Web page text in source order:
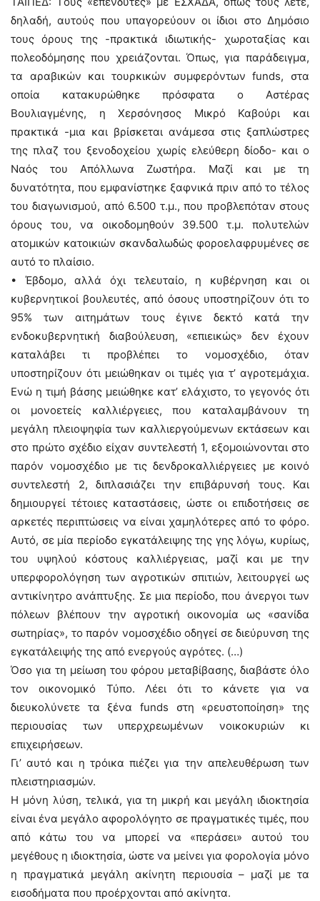
δηλαδή, αυτούς που υπαγορεύουν οι ίδιοι στο Δημόσιο
τους όρους της -πρακτικά ιδιωτικής- χωροταξίας και
πολεοδόμησης που χρειάζονται. Όπως, για παράδειγμα,
τα αραβικών και τουρκικών συμφερόντων funds, στα
οποία κατακυρώθηκε πρόσφατα ο Αστέρας
Βουλιαγμένης, η Χερσόνησος Μικρό Καβούρι και
πρακτικά -μια και βρίσκεται ανάμεσα στις ξαπλώστρες
της πλαζ του ξενοδοχείου χωρίς ελεύθερη δίοδο- και ο
Ναός του Απόλλωνα Ζωστήρα. Μαζί και με τη
δυνατότητα, που εμφανίστηκε ξαφνικά πριν από το τέλος
του διαγωνισμού, από 6.500 τ.μ., που προβλεπόταν στους
όρους του, να οικοδομηθούν 39.500 τ.μ. πολυτελών
ατομικών κατοικιών σκανδαλωδώς φοροελαφρυμένες σε
αυτό το πλαίσιο.
• Έβδομο, αλλά όχι τελευταίο, η κυβέρνηση και οι
κυβερνητικοί βουλευτές, από όσους υποστηρίζουν ότι το
95% των αιτημάτων τους έγινε δεκτό κατά την
ενδοκυβερνητική διαβούλευση, «επιεικώς» δεν έχουν
καταλάβει τι προβλέπει το νομοσχέδιο, όταν
υποστηρίζουν ότι μειώθηκαν οι τιμές για τ’ αγροτεμάχια.
Ενώ η τιμή βάσης μειώθηκε κατ’ ελάχιστο, το γεγονός ότι
οι μονοετείς καλλιέργειες, που καταλαμβάνουν τη
μεγάλη πλειοψηφία των καλλιεργούμενων εκτάσεων και
στο πρώτο σχέδιο είχαν συντελεστή 1, εξομοιώνονται στο
παρόν νομοσχέδιο με τις δενδροκαλλιέργειες με κοινό
συντελεστή 2, διπλασιάζει την επιβάρυνσή τους. Και
δημιουργεί τέτοιες καταστάσεις, ώστε οι επιδοτήσεις σε
αρκετές περιπτώσεις να είναι χαμηλότερες από το φόρο.
Αυτό, σε μία περίοδο εγκατάλειψης της γης λόγω, κυρίως,
του υψηλού κόστους καλλιέργειας, μαζί και με την
υπερφορολόγηση των αγροτικών σπιτιών, λειτουργεί ως
αντικίνητρο ανάπτυξης. Σε μια περίοδο, που άνεργοι των
πόλεων βλέπουν την αγροτική οικονομία ως «σανίδα
σωτηρίας», το παρόν νομοσχέδιο οδηγεί σε διεύρυνση της
εγκατάλειψής της από ενεργούς αγρότες. (…)
Όσο για τη μείωση του φόρου μεταβίβασης, διαβάστε όλο
τον οικονομικό Τύπο. Λέει ότι το κάνετε για να
διευκολύνετε τα ξένα funds στη «ρευστοποίηση» της
περιουσίας των υπερχρεωμένων νοικοκυριών κι
επιχειρήσεων.
Γι’ αυτό και η τρόικα πιέζει για την απελευθέρωση των
πλειστηριασμών.
Η μόνη λύση, τελικά, για τη μικρή και μεγάλη ιδιοκτησία
είναι ένα μεγάλο αφορολόγητο σε πραγματικές τιμές, που
από κάτω του να μπορεί να «περάσει» αυτού του
μεγέθους η ιδιοκτησία, ώστε να μείνει για φορολογία μόνο
η πραγματικά μεγάλη ακίνητη περιουσία – μαζί με τα
εισοδήματα που προέρχονται από ακίνητα.